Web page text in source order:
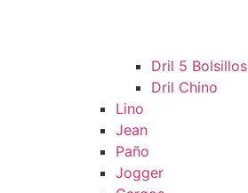
Dril 5 Bolsillos
Dril Chino
Lino
Jean
Paño
Jogger